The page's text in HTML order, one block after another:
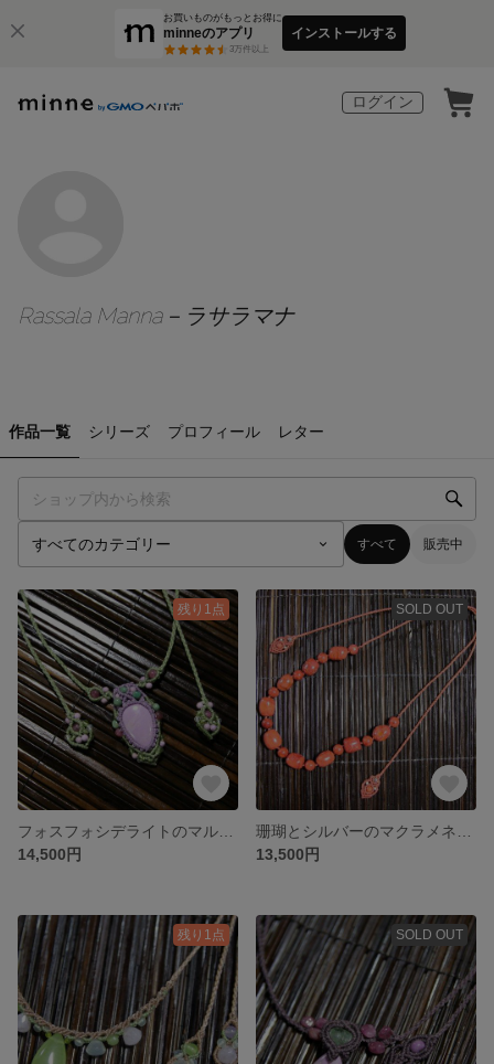
お買いものがもっとお得に
minneのアプリ
3万件以上
インストールする
ログイン
Rassala Manna－ラサラマナ
作品一覧 シリーズ プロフィール レター
すべて 販売中
残り1点
14,500円
SOLD OUT
13,500円
残り1点 SOLD OUT